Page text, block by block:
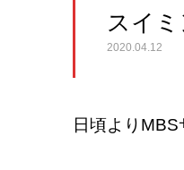
スイ
2020.04.12
日頃より